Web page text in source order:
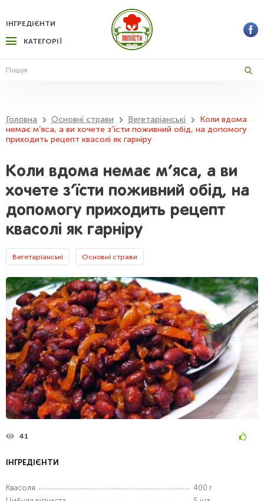
КАТЕГОРІЇ
ІНГРЕДІЄНТИ
Головна Основні страви Вегетаріанські
Коли вдома
немає м’яса, а ви хочете з’їсти поживний обід, на допомогу
приходить рецепт квасолі як гарніру
Коли вдома немає м’яса, а ви
хочете з’їсти поживний обід, на
допомогу приходить рецепт
квасолі як гарніру
Вегетаріанські Основні страви
41
ІНГРЕДІЄНТИ
Квасоля
400 г